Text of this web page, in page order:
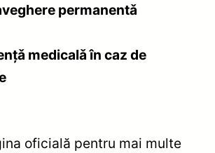
permanentǎ
medicalǎ în caz de
oficială pentru mai multe